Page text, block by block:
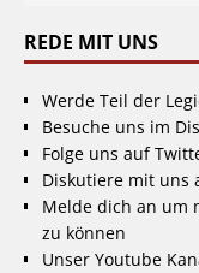
REDE MIT UNS
Werde Teil der
Besuche uns im
Folge uns auf
Diskutiere mit uns
Melde dich an um
zu können
Unser Youtube